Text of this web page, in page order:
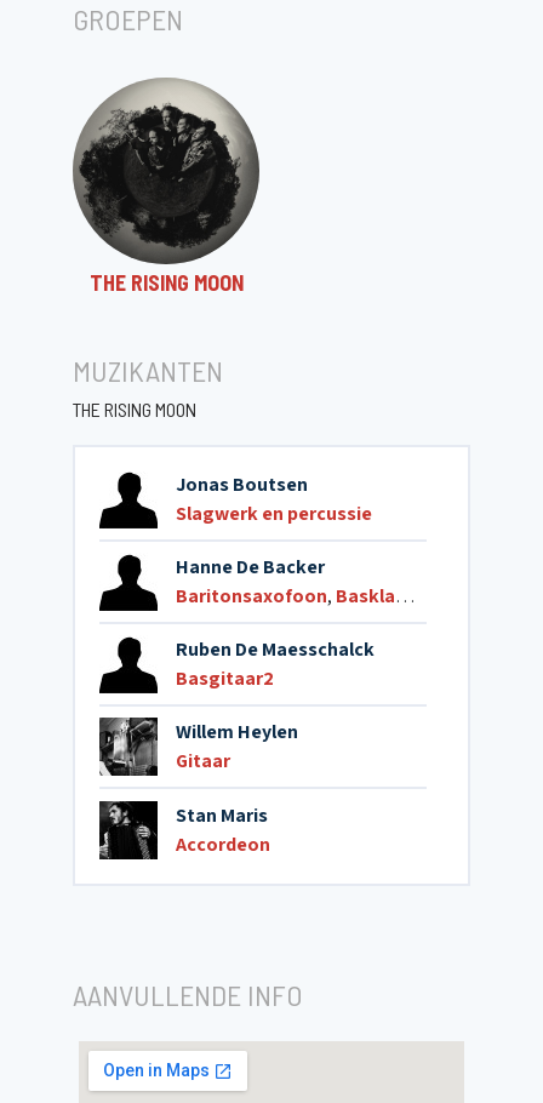
GROEPEN
THE RISING MOON
MUZIKANTEN
THE RISING MOON
Jonas Boutsen
Slagwerk en percussie
Hanne De Backer
Baritonsaxofoon, Basklarinet
Ruben De Maesschalck
Basgitaar2
Willem Heylen
Gitaar
Stan Maris
Accordeon
AANVULLENDE INFO